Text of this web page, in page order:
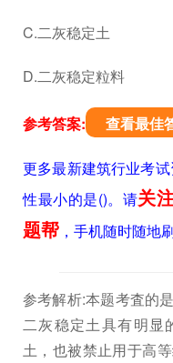
C.二灰稳定土
D.二灰稳定粒料
参考答案: 查看最佳
更多最新建筑行业考
性最小的是()。请关
题帮 ，手机随时随地
参考解析:本题考査的
二灰稳定土具有明显
土，也被禁止用于高